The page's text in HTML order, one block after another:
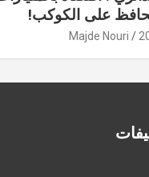
على الكوكب!
Majde Nouri